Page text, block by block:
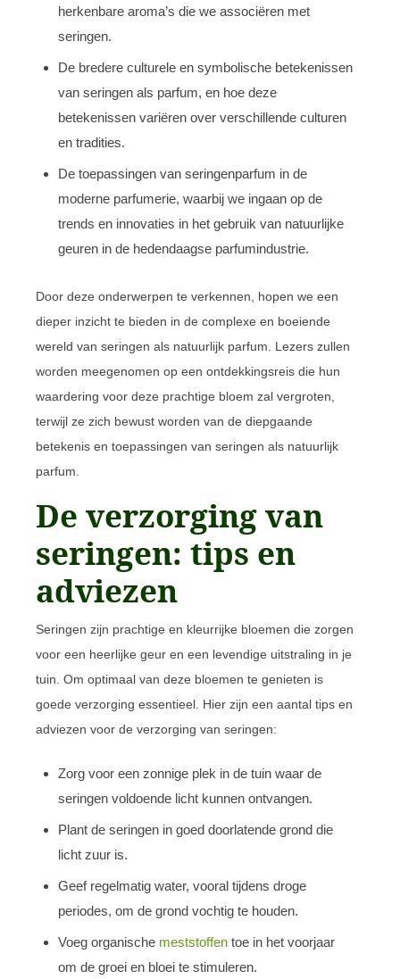
herkenbare aroma’s die we associëren met
seringen.
De bredere culturele en symbolische betekenissen
van seringen als parfum, en hoe deze
betekenissen variëren over verschillende culturen
en tradities.
De toepassingen van seringenparfum in de
moderne parfumerie, waarbij we ingaan op de
trends en innovaties in het gebruik van natuurlijke
geuren in de hedendaagse parfumindustrie.
Door deze onderwerpen te verkennen, hopen we een
dieper inzicht te bieden in de complexe en boeiende
wereld van seringen als natuurlijk parfum. Lezers zullen
worden meegenomen op een ontdekkingsreis die hun
waardering voor deze prachtige bloem zal vergroten,
terwijl ze zich bewust worden van de diepgaande
betekenis en toepassingen van seringen als natuurlijk
parfum.
De verzorging van
seringen: tips en
adviezen
Seringen zijn prachtige en kleurrijke bloemen die zorgen
voor een heerlijke geur en een levendige uitstraling in je
tuin. Om optimaal van deze bloemen te genieten is
goede verzorging essentieel. Hier zijn een aantal tips en
adviezen voor de verzorging van seringen:
Zorg voor een zonnige plek in de tuin waar de
seringen voldoende licht kunnen ontvangen.
Plant de seringen in goed doorlatende grond die
licht zuur is.
Geef regelmatig water, vooral tijdens droge
periodes, om de grond vochtig te houden.
Voeg organische meststoffen toe in het voorjaar
om de groei en bloei te stimuleren.